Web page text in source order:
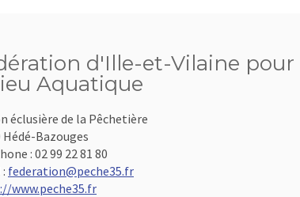
d'Ille-et-Vilaine
Aquatique
éclusière de la Pêchetière
Hédé-Bazouges
: 02 99 22 81 80
federation@peche35.fr
www.peche35.fr